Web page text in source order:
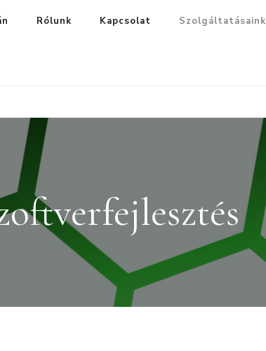
Rólunk Kapcsolat Szolgáltatásaink